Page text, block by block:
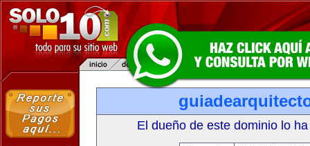
El dueño de este dominio lo